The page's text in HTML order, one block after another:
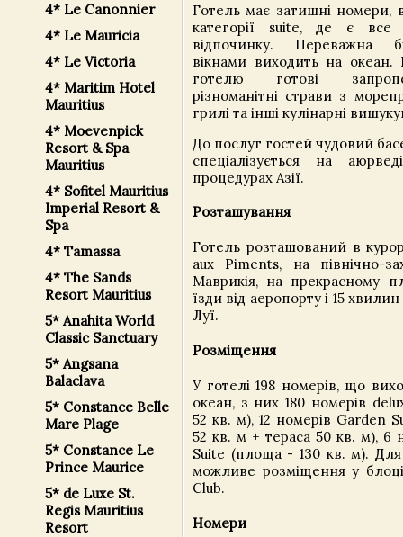
4* Le Canonnier
4* Le Mauricia
4* Le Victoria
4* Maritim Hotel
Mauritius
4* Moevenpick
Resort & Spa
Mauritius
4* Sofitel Mauritius
Imperial Resort &
Spa
4* Tamassa
4* The Sands
Resort Mauritius
5* Anahita World
Classic Sanctuary
5* Angsana
Balaclava
5* Constance Belle
Mare Plage
5* Constance Le
Prince Maurice
5* de Luxe St.
Regis Mauritius
Resort
Готель має затишні
категорії suite, де є все
відпочинку. Переважна
вікнами виходить на океан.
готелю готові
різноманітні страви з
грилі та інші кулінарні
До послуг гостей чудовий
спеціалізується на
процедурах Азії.
Розташування
Готель розташований в
aux Piments, на північно-
Маврикія, на прекрасному
їзди від аеропорту і 15
Луї.
Розміщення
У готелі 198 номерів, що
океан, з них 180 номерів
52 кв. м), 12 номерів Garden
52 кв. м + тераса 50 кв. м), 6
Suite (площа - 130 кв. м). Для
можливе розміщення у
Club.
Номери